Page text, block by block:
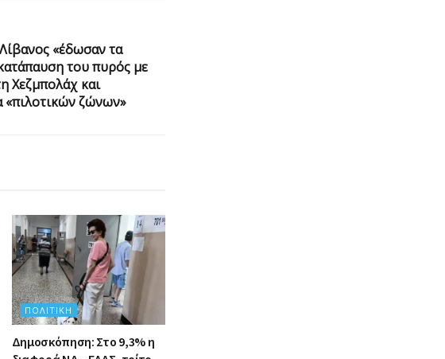
«έδωσαν τα
του πυρός με
Χεζμπολάχ και
«πιλοτικών ζώνων»
ΠΟΛΙΤΙΚΉ
Δημοσκόπηση: Στο 9,3% η